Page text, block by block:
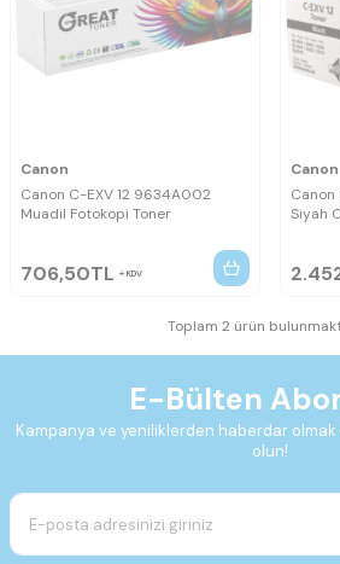
Canon
Canon C-EXV 12 9634A002
Muadil Fotokopi Toner
706,50TL KDV
Canon
Canon
Siyah
Toplam 2 ürün
E-Bülten
Kampanya ve yeniliklerden haberdar
olun!